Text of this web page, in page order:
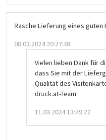
Rasche Lieferung eines guten
08.03.2024 20:27:48
Vielen lieben Dank für
dass Sie mit der
Qualität des
druck.at-Team
11.03.2024 13:49:22